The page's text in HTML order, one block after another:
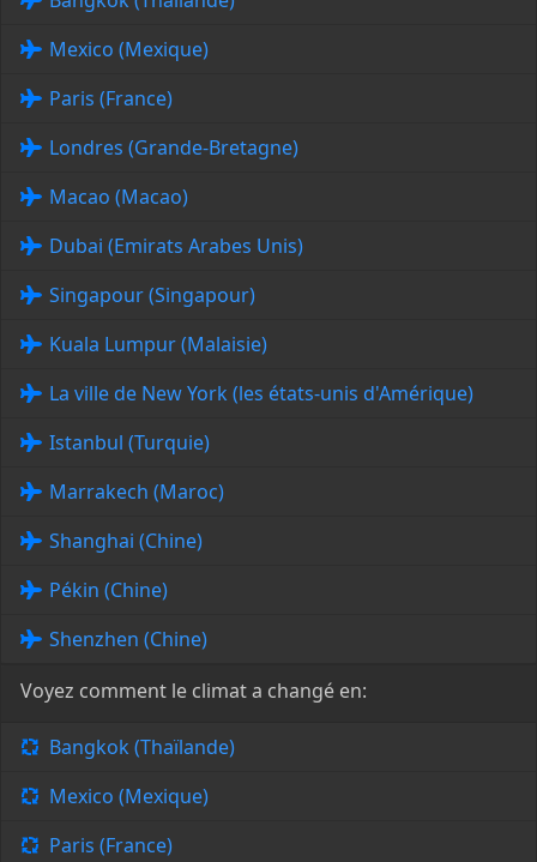
Mexico (Mexique)
Paris (France)
Londres (Grande-Bretagne)
Macao (Macao)
Dubai (Emirats Arabes Unis)
Singapour (Singapour)
Kuala Lumpur (Malaisie)
La ville de New York (les états-unis d'Amérique)
Istanbul (Turquie)
Marrakech (Maroc)
Shanghai (Chine)
Pékin (Chine)
Shenzhen (Chine)
Voyez comment le climat a changé en:
Bangkok (Thaïlande)
Mexico (Mexique)
Paris (France)